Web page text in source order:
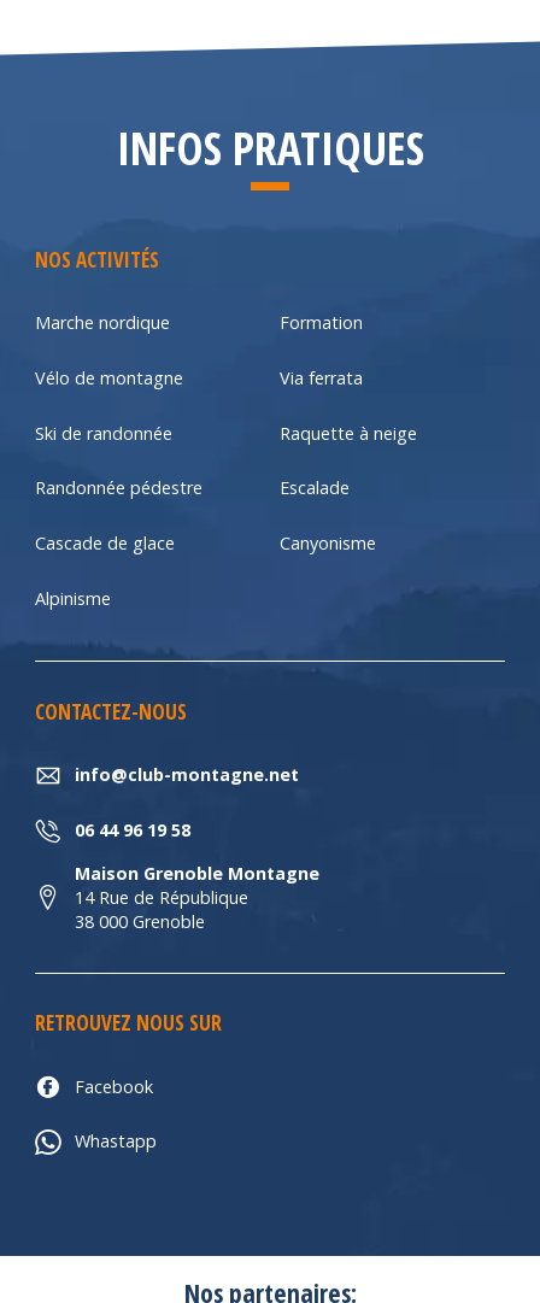
INFOS PRATIQUES
NOS ACTIVITÉS
Marche nordique Formation
Vélo de montagne Via ferrata
Ski de randonnée Raquette à neige
Randonnée pédestre Escalade
Cascade de glace Canyonisme
Alpinisme
CONTACTEZ-NOUS
info@club-montagne.net
06 44 96 19 58
Maison Grenoble Montagne
14 Rue de République
38 000 Grenoble
RETROUVEZ NOUS SUR
Facebook
Whastapp
Nos partenaires: